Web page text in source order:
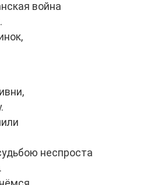
война
неспроста